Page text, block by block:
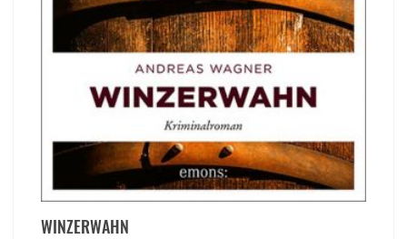
WINZERWAHN